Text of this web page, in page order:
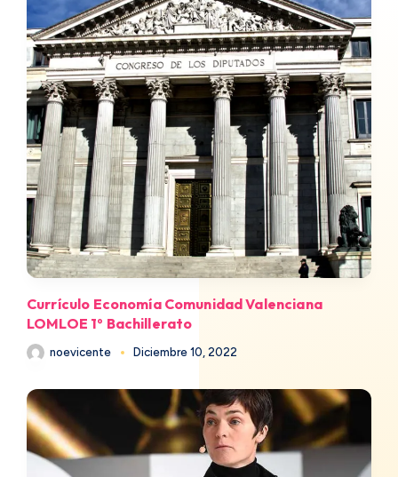
Currículo Economía Comunidad Valenciana
LOMLOE 1º Bachillerato
noevicente Diciembre 10, 2022